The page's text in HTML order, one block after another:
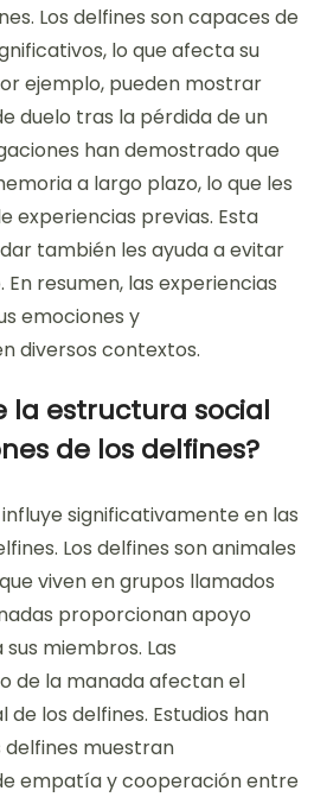
Los delfines son capaces de
lo que afecta su
ejemplo, pueden mostrar
duelo tras la pérdida de un
han demostrado que
a largo plazo, lo que les
experiencias previas. Esta
también les ayuda a evitar
resumen, las experiencias
emociones y
diversos contextos.
la estructura social
de los delfines?
significativamente en las
Los delfines son animales
viven en grupos llamados
proporcionan apoyo
miembros. Las
de la manada afectan el
los delfines. Estudios han
muestran
empatía y cooperación entre